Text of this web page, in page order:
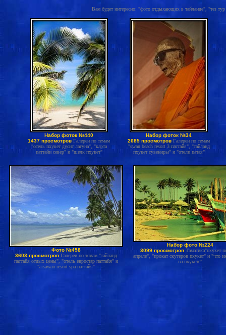
Вам будет интересно: "фото отдыхающих в тайланде", "тез
Набор фоток №440
1437 просмотров Галереи по темам
"отель пхукет дусит лагуна", "карта
паттайи север" и "шелк пхукет"
Набор фоток №34
2685 просмотров Галереи по темам
"swan beach resort 3 паттайя", "тайланд
пхукет сувениры" и "отели патая"
Фото №458
3603 просмотров Галереи по темам "тайланд
паттайя отдых цены", "отель евростар паттайя" и
"aisawan resort spa паттайя"
Набор фото №224
3099 просмотров Таматика"пхукет
апреле", "прокат скутеров пхукет" и "что
на пхукете"